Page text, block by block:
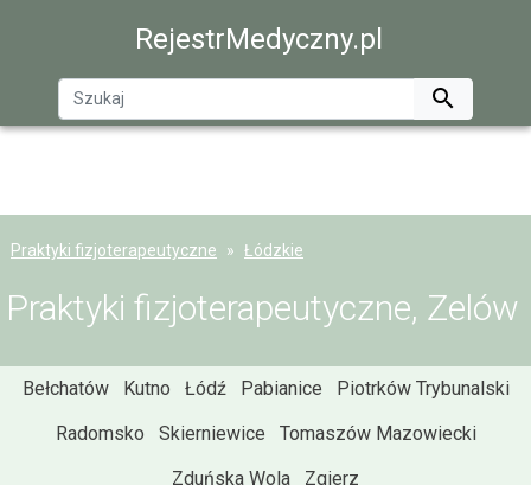
RejestrMedyczny.pl

Praktyki fizjoterapeutyczne Łódzkie
Praktyki fizjoterapeutyczne, Zelów
Bełchatów Kutno Łódź Pabianice
Piotrków Trybunalski
Radomsko
Skierniewice
Tomaszów Mazowiecki
Zduńska Wola
Zgierz